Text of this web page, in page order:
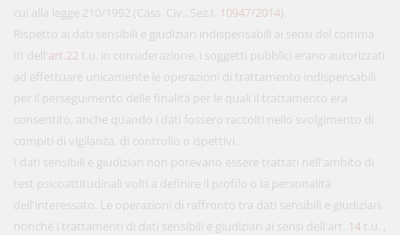
cui alla legge 210/1992 (Cass. Civ., Sez.I, 10947/2014).
Rispetto ai dati sensibili e giudiziari indispensabili ai sensi del comma
III dell'art.22 t.u. in considerazione, i soggetti pubblici erano autorizzati
ad effettuare unicamente le operazioni di trattamento indispensabili
per il perseguimento delle finalità per le quali il trattamento era
consentito, anche quando i dati fossero raccolti nello svolgimento di
compiti di vigilanza, di controllo o ispettivi.
I dati sensibili e giudiziari non potevano essere trattati nell'ambito di
test psicoattitudinali volti a definire il profilo o la personalità
dell'interessato. Le operazioni di raffronto tra dati sensibili e giudiziari,
nonchè i trattamenti di dati sensibili e giudiziari ai sensi dell'art. 14 t.u. ,